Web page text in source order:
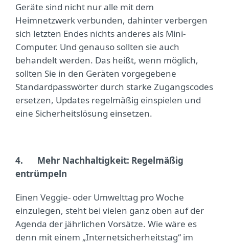
Geräte sind nicht nur alle mit dem
Heimnetzwerk verbunden, dahinter verbergen
sich letzten Endes nichts anderes als Mini-
Computer. Und genauso sollten sie auch
behandelt werden. Das heißt, wenn möglich,
sollten Sie in den Geräten vorgegebene
Standardpasswörter durch starke Zugangscodes
ersetzen, Updates regelmäßig einspielen und
eine Sicherheitslösung einsetzen.
4. Mehr Nachhaltigkeit: Regelmäßig
entrümpeln
Einen Veggie- oder Umwelttag pro Woche
einzulegen, steht bei vielen ganz oben auf der
Agenda der jährlichen Vorsätze. Wie wäre es
denn mit einem „Internetsicherheitstag“ im